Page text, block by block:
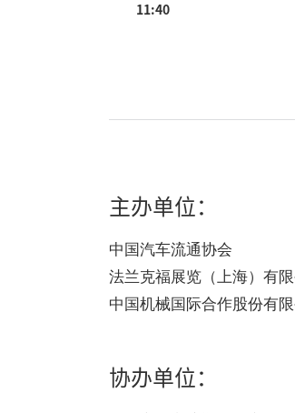
11:40
主办单位：
中国汽车流通协会
法兰克福展览（上海）有限
中国机械国际合作股份有限
协办单位：